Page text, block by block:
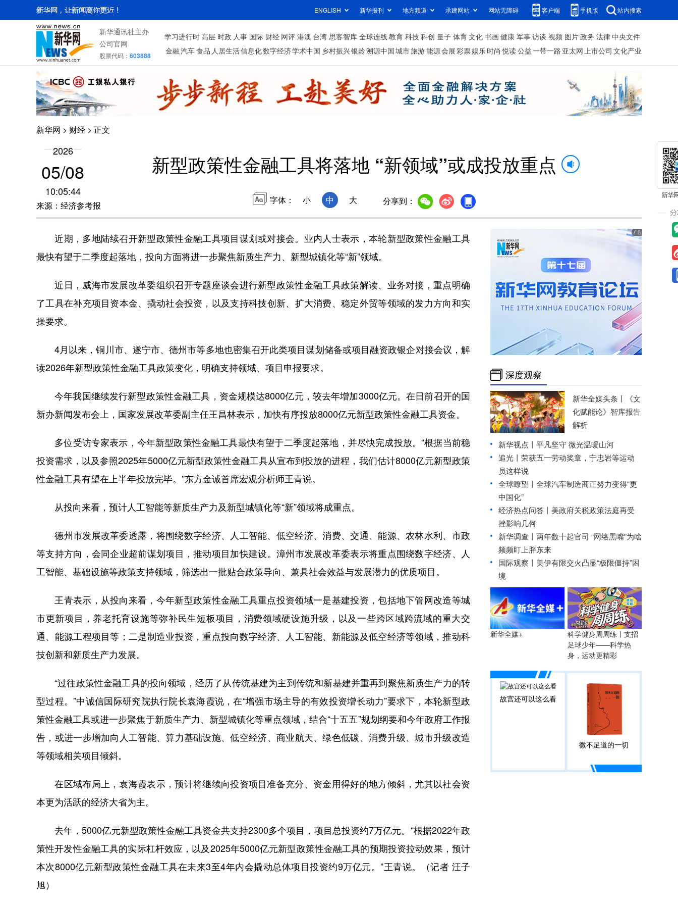
ENGLISH 新华报刊 地方频道 承建网站 网站无障碍 客户端 手机版 站内搜索
新华通讯社主办
公司官网
股票代码： 603888
学习进行时高层 时政 人事 国际 财经 网评 港澳 台湾 思客智库 全球连线教育 科技科创 量子 体育文化 书画健康 军事访谈 视频 图片政务 法律中央文件
金融汽车食品 人居生活信息化数字经济学术中国 乡村振兴银龄溯源中国城市旅游能源会展彩票娱乐时尚 悦读公益一带一路 亚太网上市公司 文化产业
新华网 > 财经 > 正文
2026
05/08
10:05:44
来源：经济参考报
新型政策性金融工具将落地 “新领域”或成投放重点
字体： 小 中 大 分享到：
近期，多地陆续召开新型政策性金融工具项目谋划或对接会。业内人士表示，本轮新型政策性金融工具
最快有望于二季度起落地，投向方面将进一步聚焦新质生产力、新型城镇化等“新”领域。
近日，威海市发展改革委组织召开专题座谈会进行新型政策性金融工具政策解读、业务对接，重点明确
了工具在补充项目资本金、撬动社会投资，以及支持科技创新、扩大消费、稳定外贸等领域的发力方向和实
操要求。
4月以来，铜川市、遂宁市、德州市等多地也密集召开此类项目谋划储备或项目融资政银企对接会议，解
读2026年新型政策性金融工具政策变化，明确支持领域、项目申报要求。
今年我国继续发行新型政策性金融工具，资金规模达8000亿元，较去年增加3000亿元。在日前召开的国
新办新闻发布会上，国家发展改革委副主任王昌林表示，加快有序投放8000亿元新型政策性金融工具资金。
多位受访专家表示，今年新型政策性金融工具最快有望于二季度起落地，并尽快完成投放。“根据当前稳
投资需求，以及参照2025年5000亿元新型政策性金融工具从宣布到投放的进程，我们估计8000亿元新型政策
性金融工具有望在上半年投放完毕。”东方金诚首席宏观分析师王青说。
从投向来看，预计人工智能等新质生产力及新型城镇化等“新”领域将成重点。
德州市发展改革委透露，将围绕数字经济、人工智能、低空经济、消费、交通、能源、农林水利、市政
等支持方向，会同企业超前谋划项目，推动项目加快建设。漳州市发展改革委表示将重点围绕数字经济、人
工智能、基础设施等政策支持领域，筛选出一批贴合政策导向、兼具社会效益与发展潜力的优质项目。
王青表示，从投向来看，今年新型政策性金融工具重点投资领域一是基建投资，包括地下管网改造等城
市更新项目，养老托育设施等弥补民生短板项目，消费领域硬设施升级，以及一些跨区域跨流域的重大交
通、能源工程项目等；二是制造业投资，重点投向数字经济、人工智能、新能源及低空经济等领域，推动科
技创新和新质生产力发展。
“过往政策性金融工具的投向领域，经历了从传统基建为主到传统和新基建并重再到聚焦新质生产力的转
型过程。”中诚信国际研究院执行院长袁海霞说，在“增强市场主导的有效投资增长动力”要求下，本轮新型政
策性金融工具或进一步聚焦于新质生产力、新型城镇化等重点领域，结合“十五五”规划纲要和今年政府工作报
告，或进一步增加向人工智能、算力基础设施、低空经济、商业航天、绿色低碳、消费升级、城市升级改造
等领域相关项目倾斜。
在区域布局上，袁海霞表示，预计将继续向投资项目准备充分、资金用得好的地方倾斜，尤其以社会资
本更为活跃的经济大省为主。
去年，5000亿元新型政策性金融工具资金共支持2300多个项目，项目总投资约7万亿元。“根据2022年政
策性开发性金融工具的实际杠杆效应，以及2025年5000亿元新型政策性金融工具的预期投资拉动效果，预计
本次8000亿元新型政策性金融工具在未来3至4年内会撬动总体项目投资约9万亿元。”王青说。（记者 汪子
旭）
深度观察
新华全媒头条丨
《文
化赋能论》智库报告
解析
新华视点丨 平凡坚守 微光温暖山河
追光丨 荣获五一劳动奖章，宁忠岩等运动
员这样说
全球瞭望丨全球汽车制造商正努力变得“更
中国化”
经济热点问答丨美政府关税政策法庭再受
挫影响几何
新华调查丨 两年数十起官司 “网络黑嘴”为啥
频频盯上胖东来
国际观察丨 美伊有限交火凸显“极限僵持”困
境
新华全媒+
科学健身周周练丨支招
足球少年——科学热
身，运动更精彩
故宫还可以这么看
微不足道的一切